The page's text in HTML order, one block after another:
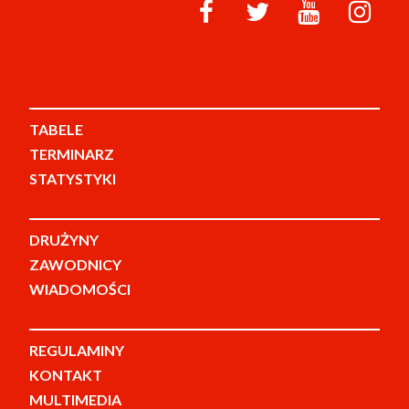
TABELE
TERMINARZ
STATYSTYKI
DRUŻYNY
ZAWODNICY
WIADOMOŚCI
REGULAMINY
KONTAKT
MULTIMEDIA